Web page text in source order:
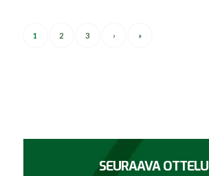
1 2 3 › »
SEURAAVA OTTELU